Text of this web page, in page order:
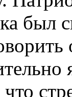
был